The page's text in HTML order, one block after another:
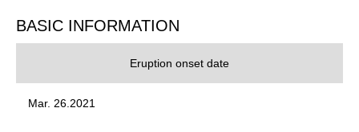
BASIC INFORMATION
Eruption onset date
Mar. 26.2021